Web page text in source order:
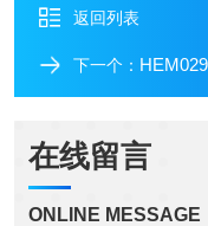
返回列表
下一个：
在线留言
ONLINE MESSAGE